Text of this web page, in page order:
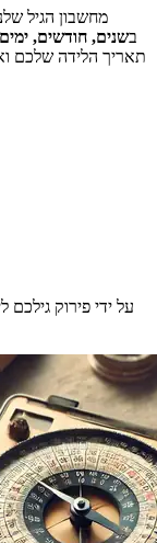
מחשבון הגיל
בשנים, חודשים, ימים
תאריך הלידה שלכם
על ידי פירוק